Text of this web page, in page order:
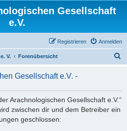
Gesellschaft
e.V.
Anmelden
Registrieren
V. Forenübersicht
h
Gesellschaft e.V. -
Arachnologischen Gesellschaft e.V.“
zwischen dir und dem Betreiber ein
geschlossen: